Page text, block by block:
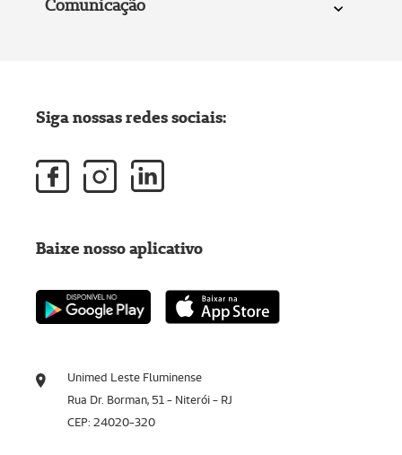
Comunicação
Unimed Leste Fluminense
Rua Dr. Borman, 51 - Niterói - RJ
CEP: 24020-320
Siga nossas redes sociais:
Baixe nosso aplicativo